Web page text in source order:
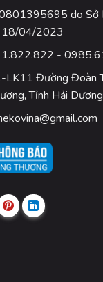
do Sở
18/04/2023
-
LK11 Đường Đoàn
Tỉnh Hải Dương